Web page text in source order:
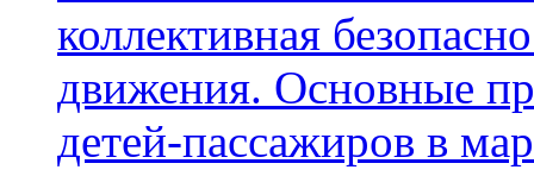
коллективная
движения. Основные
детей-пассажиров в